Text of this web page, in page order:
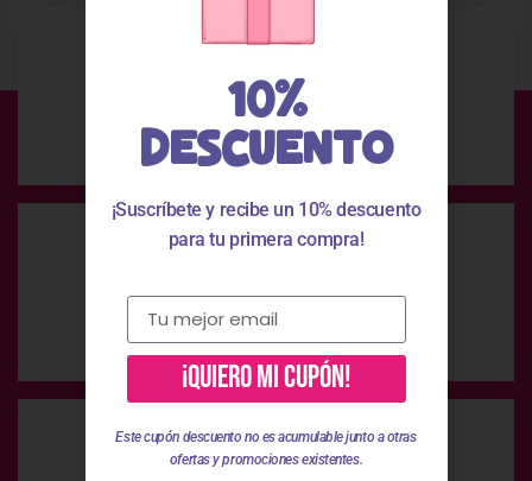
Envío Gratis
En compras superiores a 49 €
Pago Seguro
Pago 100% seguro
10%
DESCUENTO
¡Suscríbete y recibe un 10% descuento
para tu primera compra!
¡QUIERO MI CUPÓN!
Este cupón descuento no es acumulable junto a otras
ofertas y promociones existentes.